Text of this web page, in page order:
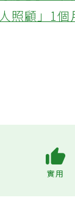
隱患」：
照顧」1個